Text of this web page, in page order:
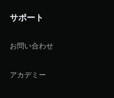
サポート
お問い合わせ
アカデミー